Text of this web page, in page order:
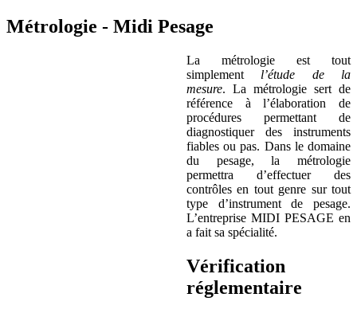
Métrologie - Midi Pesage
La métrologie est tout
simplement l’étude de la
mesure. La métrologie sert de
référence à l’élaboration de
procédures permettant de
diagnostiquer des instruments
fiables ou pas. Dans le domaine
du pesage, la métrologie
permettra d’effectuer des
contrôles en tout genre sur tout
type d’instrument de pesage.
L’entreprise MIDI PESAGE en
a fait sa spécialité.
Vérification
réglementaire